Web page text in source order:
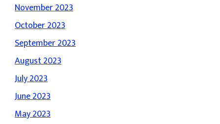
November 2023
October 2023
September 2023
August 2023
July 2023
June 2023
May 2023